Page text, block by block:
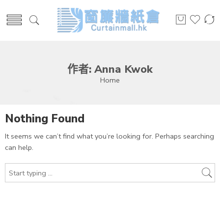
作者: Anna Kwok
Home
Nothing Found
It seems we can’t find what you’re looking for. Perhaps searching
can help.